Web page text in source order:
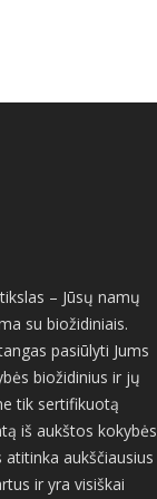
– Jūsų namų
su biožidiniais.
pasiūlyti Jums
biožidinius ir jų
tik sertifikuotą
iš aukštos kokybės
aukščiausius
ir yra visiškai